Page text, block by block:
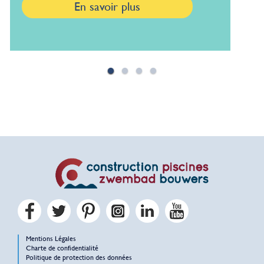
En savoir plus
1 2 3 4
Mentions Légales
Charte de confidentialité
Politique de protection des données